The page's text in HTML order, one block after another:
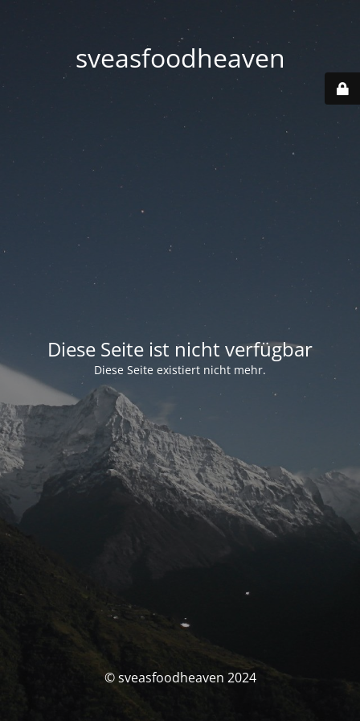
sveasfoodheaven
Diese Seite ist nicht verfügbar
Diese Seite existiert nicht mehr.
© sveasfoodheaven 2024